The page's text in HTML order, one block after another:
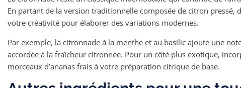
En partant de la version traditionnelle composée de citron pressé,
votre créativité pour élaborer des variations modernes.
Par exemple, la citronnade à la menthe et au basilic ajoute une
accordée à la fraîcheur citronnée. Pour un côté plus exotique,
morceaux d’ananas frais à votre préparation citrique de base.